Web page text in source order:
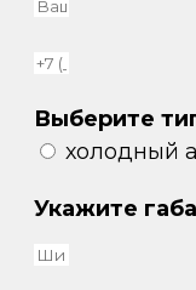
Выберите
холодный
Укажите